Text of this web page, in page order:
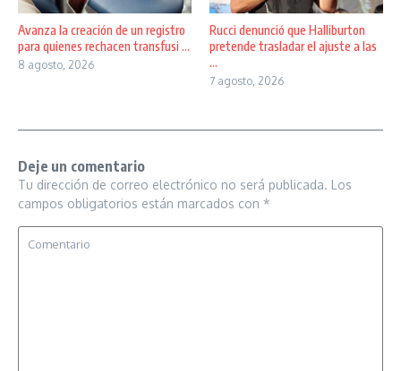
Avanza la creación de un registro
para quienes rechacen transfusi ...
8 agosto, 2026
Rucci denunció que Halliburton
pretende trasladar el ajuste a las
...
7 agosto, 2026
Deje un comentario
Tu dirección de correo electrónico no será publicada. Los
campos obligatorios están marcados con *